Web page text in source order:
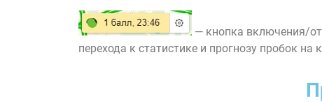
— кнопка включения/
перехода к статистике и прогнозу пробок на